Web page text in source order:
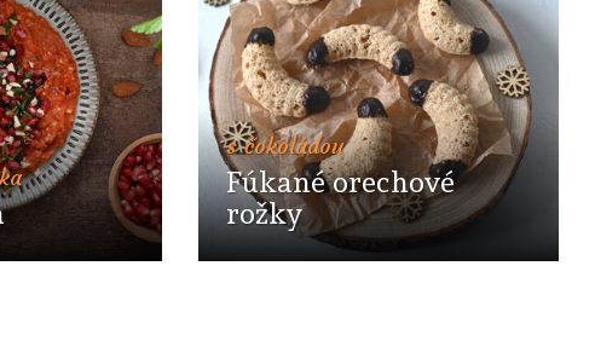
s čokoládou
Fúkané orechové
rožky